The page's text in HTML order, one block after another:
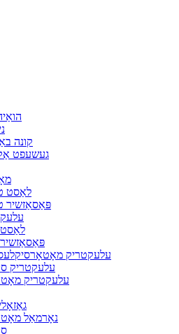
קונה
געשעפט
לאַסט
פּאַסאַזשיר
לאַסט
עלעקטריק
עלעקטריק
עלעקטריק
נאָרמאַל